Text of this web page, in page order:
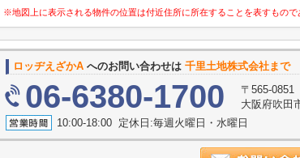
※地図上に表示される物件の位置は付近住所に所在することを表すもの
ロッヂえざかA へのお問い合わせは 千里土地株式会社まで
06-6380-1700
〒565-0851
大阪府吹田
10:00-18:00 定休日:毎週火曜日・水曜日